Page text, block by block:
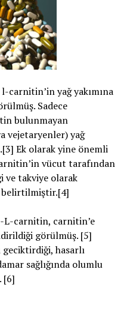
carnitin’in yağ yakımına
Sadece
bulunmayan
vejetaryenler) yağ
Ek olarak yine önemli
vücut tarafından
takviye olarak
belirtilmiştir.[4]
carnitin, carnitin’e
görülmüş. [5]
geciktirdiği, hasarlı
sağlığında olumlu
[6]